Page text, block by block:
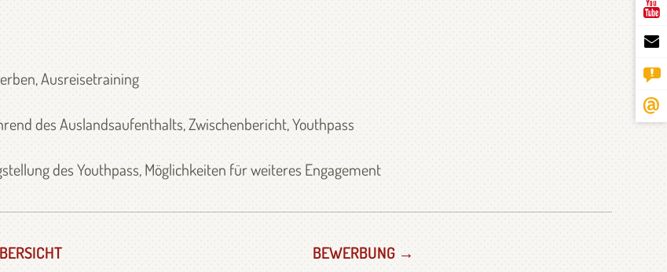
Ausreisetraining
des Auslandsaufenthalts, Zwischenbericht, Youthpass
des Youthpass, Möglichkeiten für weiteres Engagement
BEWERBUNG →